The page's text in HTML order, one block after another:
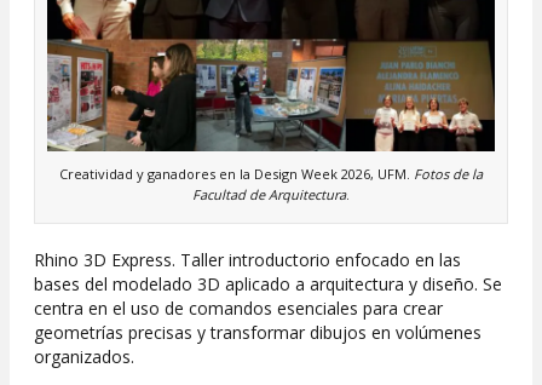
Creatividad y ganadores en la Design Week 2026, UFM. Fotos de la
Facultad de Arquitectura.
Rhino 3D Express. Taller introductorio enfocado en las
bases del modelado 3D aplicado a arquitectura y diseño. Se
centra en el uso de comandos esenciales para crear
geometrías precisas y transformar dibujos en volúmenes
organizados.